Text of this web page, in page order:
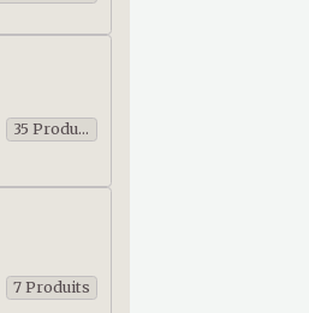
35 Produits
7 Produits